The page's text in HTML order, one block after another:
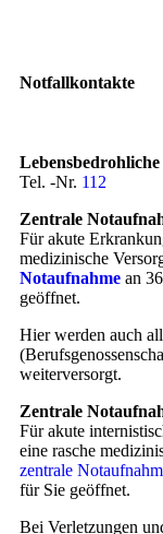
Notfallkontakte
Tel. -Nr. 112
Zentrale
Für akute
medizinische
Notaufnahme an
geöffnet.
Hier werden auch
weiterversorgt.
Zentrale
Für akute
eine rasche
zentrale
für Sie geöffnet.
Bei Verletzungen